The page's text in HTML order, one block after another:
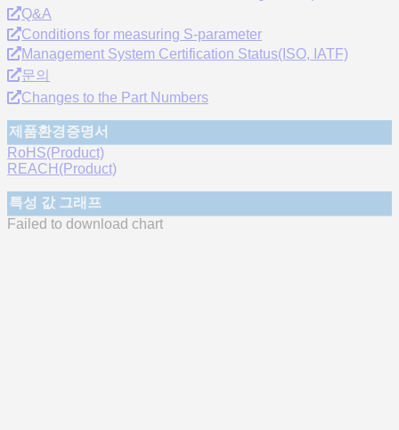
Q&A
Conditions for measuring S-parameter
Management System Certification Status(ISO, IATF)
문의
Changes to the Part Numbers
제품환경증명서
RoHS(Product)
REACH(Product)
특성 값 그래프
Failed to download chart